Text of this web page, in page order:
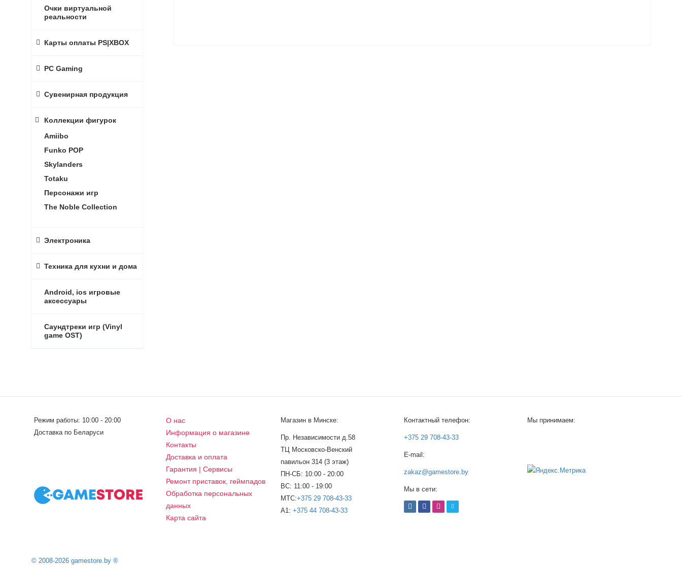
Очки виртуальной
реальности
Карты оплаты PS|XBOX
PC Gaming
Сувенирная продукция
Коллекции фигурок
Amiibo
Funko POP
Skylanders
Totaku
Персонажи игр
The Noble Collection
Электроника
Техника для кухни и дома
Android, ios игровые
аксессуары
Саундтреки игр (Vinyl
game OST)
Режим работы: 10:00 - 20:00
Доставка по Беларуси
© 2008-2026 gamestore.by ®
О нас
Информация о магазине
Контакты
Доставка и оплата
Гарантия | Сервисы
Ремонт приставок, геймпадов
Обработка персональных
данных
Карта сайта
Магазин в Минске:
Пр. Независимости д.58
ТЦ Московско-Венский
павильон 314 (3 этаж)
ПН-СБ: 10:00 - 20:00
ВС: 11:00 - 19:00
МТС:+375 29 708-43-33
A1:+375 44 708-43-33
Контактный телефон:
+375 29 708-43-33
E-mail:
zakaz@gamestore.by
Мы в сети:
Мы принимаем: